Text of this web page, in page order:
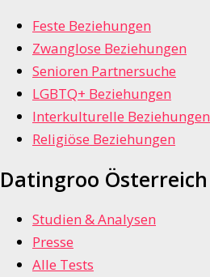
Feste Beziehungen
Zwanglose Beziehungen
Senioren Partnersuche
LGBTQ+ Beziehungen
Interkulturelle Beziehungen
Religiöse Beziehungen
Datingroo Österreich
Studien & Analysen
Presse
Alle Tests